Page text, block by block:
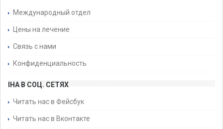
Международный отдел
Цены на лечение
Связь с нами
Конфиденциальность
IHA В СОЦ. СЕТЯХ
Читать нас в Фейсбук
Читать нас в Вконтакте